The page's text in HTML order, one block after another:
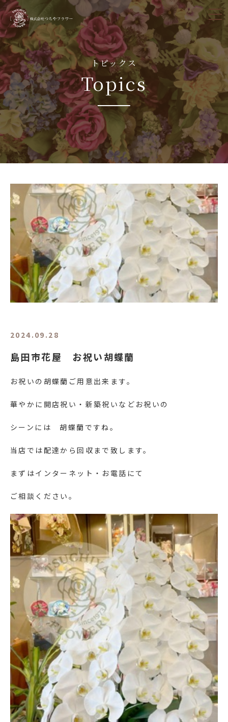
トピックス
Topics
2024.09.28
島田市花屋 お祝い胡蝶蘭
お祝いの胡蝶蘭ご用意出来ます。
華やかに開店祝い・新築祝いなどお祝いの
シーンには 胡蝶蘭ですね。
当店では配達から回収まで致します。
まずはインターネット・お電話にて
ご相談ください。